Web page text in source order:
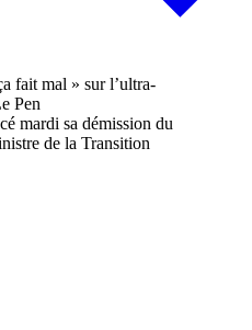
mardi sa démission du
de la Transition